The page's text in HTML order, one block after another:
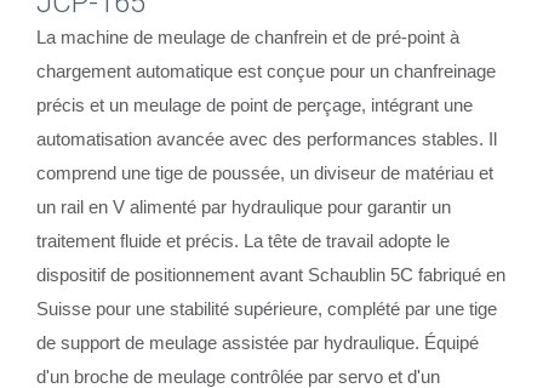
La machine de meulage de chanfrein et de pré-point à
chargement automatique est conçue pour un chanfreinage
précis et un meulage de point de perçage, intégrant une
automatisation avancée avec des performances stables. Il
comprend une tige de poussée, un diviseur de matériau et
un rail en V alimenté par hydraulique pour garantir un
traitement fluide et précis. La tête de travail adopte le
dispositif de positionnement avant Schaublin 5C fabriqué en
Suisse pour une stabilité supérieure, complété par une tige
de support de meulage assistée par hydraulique. Équipé
d'un broche de meulage contrôlée par servo et d'un